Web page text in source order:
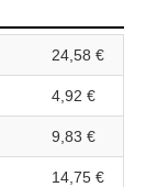
24,58 €
4,92 €
9,83 €
14,75 €